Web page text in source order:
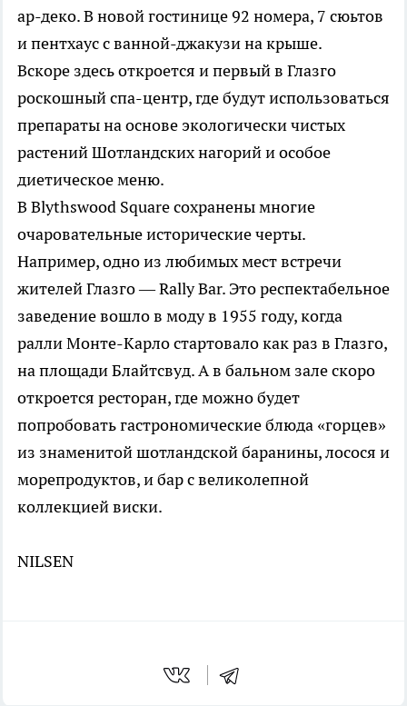
ар-деко. В новой гостинице 92 номера, 7 сюьтов
и пентхаус с ванной-джакузи на крыше.
Вскоре здесь откроется и первый в Глазго
роскошный спа-центр, где будут использоваться
препараты на основе экологически чистых
растений Шотландских нагорий и особое
диетическое меню.
B Blythswood Square сохранены многие
очаровательные исторические черты.
Например, одно из любимых мест встречи
жителей Глазго — Rally Bar. Это респектабельное
заведение вошло в моду в 1955 году, когда
ралли Монте-Карло стартовало как раз в Глазго,
на площади Блайтсвуд. А в бальном зале скоро
откроется ресторан, где можно будет
попробовать гастрономические блюда «горцев»
из знаменитой шотландской баранины, лосося и
морепродуктов, и бар с великолепной
коллекцией виски.
NILSEN